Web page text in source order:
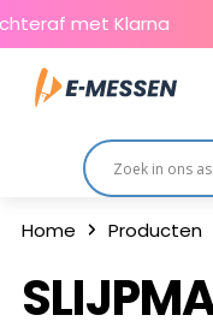
Skip
to
content
met Klarna
Home Producten